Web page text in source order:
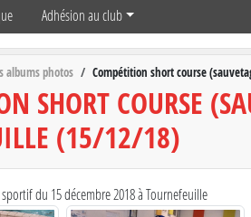
Adhésion au club
albums photos Compétition short course
SHORT COURSE
(15/12/18)
du 15 décembre 2018 à Tournefeuille